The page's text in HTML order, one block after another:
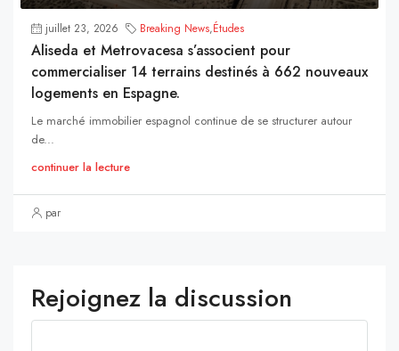
juillet 23, 2026 Breaking News,Études
Aliseda et Metrovacesa s’associent pour
commercialiser 14 terrains destinés à 662 nouveaux
logements en Espagne.
Le marché immobilier espagnol continue de se structurer autour
de...
continuer la lecture
par
Rejoignez la discussion